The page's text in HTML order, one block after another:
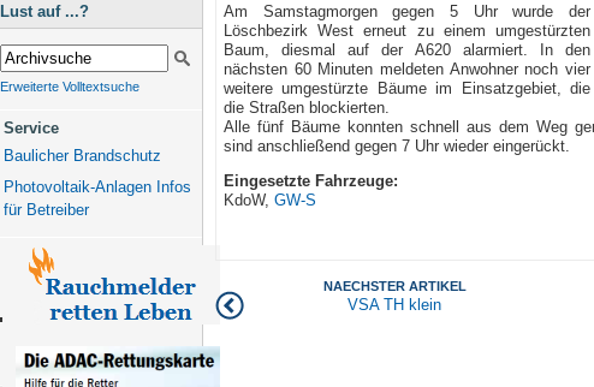
Lust auf ...?
Erweiterte Volltextsuche
Service
Baulicher Brand­schutz
Photovoltaik-Anlagen Infos
für Betreiber
Am Samstagmorgen gegen 5 Uhr wurde der
Löschbezirk West erneut zu einem umgestürzten
Baum, diesmal auf der A620 alarmiert. In den
nächsten 60 Minuten meldeten Anwohner noch vier
weitere umgestürzte Bäume im Einsatzgebiet, die
die Straßen blockierten.
Alle fünf Bäume konnten schnell aus dem Weg
sind anschließend gegen 7 Uhr wieder eingerückt.
Eingesetzte Fahrzeuge:
KdoW, GW-S
NAECHSTER ARTIKEL
VSA TH klein